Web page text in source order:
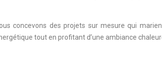
concevons des projets sur mesure qui
tout en profitant d’une ambiance